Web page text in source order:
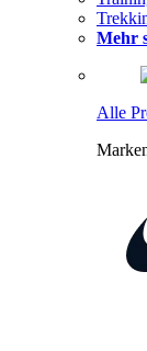
Mehr
Alle